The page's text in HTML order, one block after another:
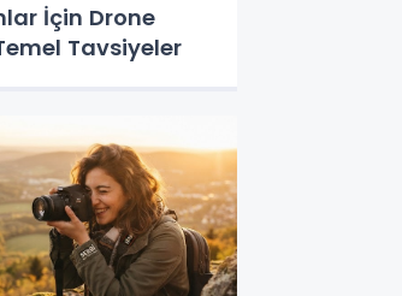
İçin Drone
Tavsiyeler